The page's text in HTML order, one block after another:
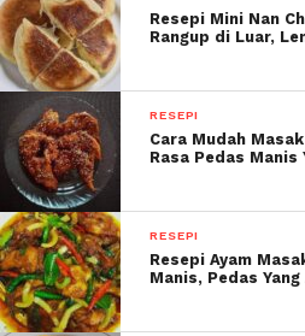
Resepi Mini Nan
Rangup di Luar,
RESEPI
Cara Mudah
Rasa Pedas Manis
RESEPI
Resepi Ayam
Manis, Pedas